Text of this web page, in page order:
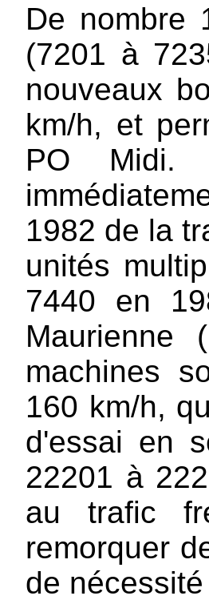
De nombre
(7201 à
nouveaux
km/h, et
PO Midi.
1982 de la
unités
7440 en
Maurienne
machines
160 km/h,
d'essai en
22201 à
au trafic
remorquer
de